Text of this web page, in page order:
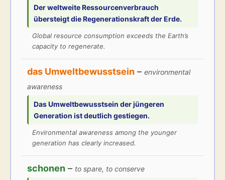
Der weltweiteRessourcenverbrauch
übersteigt die Regenerationskraft der Erde.
Global resource consumption exceeds the Earth’s
capacity to regenerate.
das Umweltbewusstsein – environmental
awareness
DasUmweltbewusstsein der jüngeren
Generation ist deutlich gestiegen.
Environmental awareness among the younger
generation has clearly increased.
schonen – to spare, to conserve